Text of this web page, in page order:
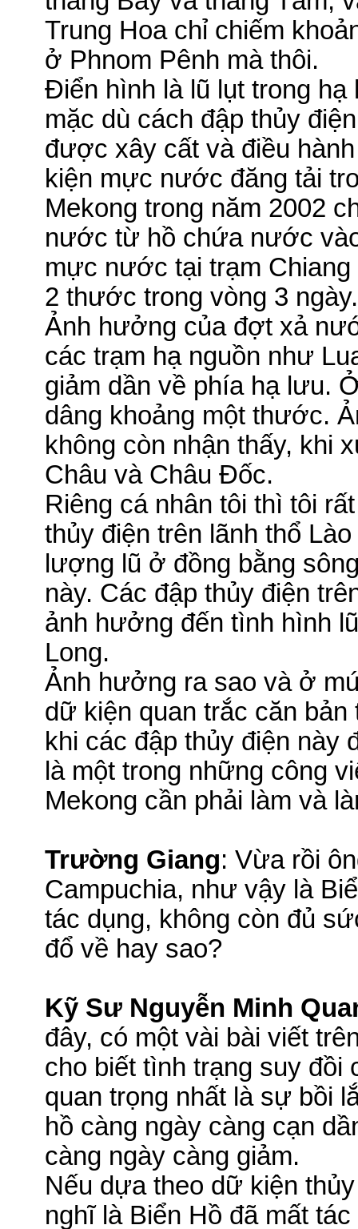
Trung Hoa chỉ chiếm
ở Phnom Pênh mà thôi.
Điển hình là lũ lụt trong
mặc dù cách đập thủy
được xây cất và điều
kiện mực nước đăng tải
Mekong trong năm 2002
nước từ hồ chứa nước
mực nước tại trạm
2 thước trong vòng 3 ngày.
Ảnh hưởng của đợt xả
các trạm hạ nguồn như
giảm dần về phía hạ lưu.
dâng khoảng một thước.
không còn nhận thấy, khi
Châu và Châu Đốc.
Riêng cá nhân tôi thì tôi
thủy điện trên lãnh thổ
lượng lũ ở đồng bằng
này. Các đập thủy điện
ảnh hưởng đến tình hình lũ
Long.
Ảnh hưởng ra sao và ở
dữ kiện quan trắc căn
khi các đập thủy điện
là một trong những công
Mekong cần phải làm và
Trường Giang: Vừa rồi
Campuchia, như vậy là
tác dụng, không còn đủ
đổ về hay sao?
Kỹ Sư Nguyễn Minh
đây, có một vài bài viết
cho biết tình trạng suy đồi
quan trọng nhất là sự bồi
hồ càng ngày càng cạn
càng ngày càng giảm.
Nếu dựa theo dữ kiện
nghĩ là Biển Hồ đã mất